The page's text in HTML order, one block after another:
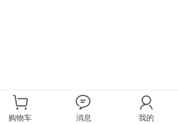
购物车 消息 我的